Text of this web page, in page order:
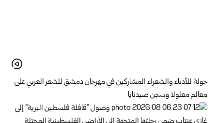
جولة للأدباء والشعراء المشاركين في مهرجان دمشق للشعر العربي على
معالم معلولا وسجن صيدنايا